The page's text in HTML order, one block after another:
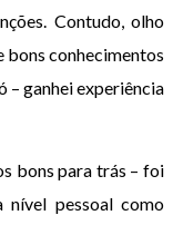
Contudo, olho
bons conhecimentos
– ganhei experiência
bons para trás – foi
nível pessoal como